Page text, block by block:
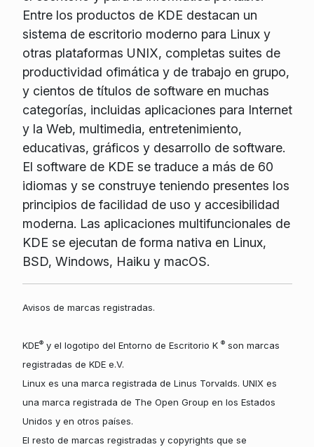
Entre los productos de KDE destacan un
sistema de escritorio moderno para Linux y
otras plataformas UNIX, completas suites de
productividad ofimática y de trabajo en grupo,
y cientos de títulos de software en muchas
categorías, incluidas aplicaciones para Internet
y la Web, multimedia, entretenimiento,
educativas, gráficos y desarrollo de software.
El software de KDE se traduce a más de 60
idiomas y se construye teniendo presentes los
principios de facilidad de uso y accesibilidad
moderna. Las aplicaciones multifuncionales de
KDE se ejecutan de forma nativa en Linux,
BSD, Windows, Haiku y macOS.
Avisos de marcas registradas.
KDE®y el logotipo del Entorno de Escritorio K ®son marcas
registradas de KDE e.V.
Linux es una marca registrada de Linus Torvalds. UNIX es
una marca registrada de The Open Group en los Estados
Unidos y en otros países.
El resto de marcas registradas y copyrights que se